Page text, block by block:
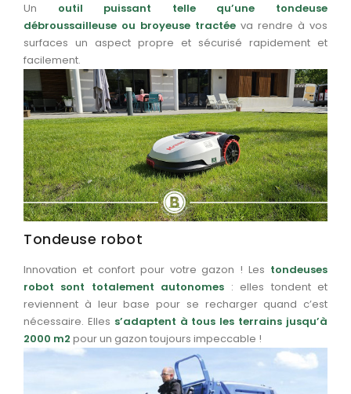
Un outil puissant telle qu’une tondeuse
débroussailleuse ou broyeuse tractée va rendre à vos
surfaces un aspect propre et sécurisé rapidement et
facilement.
Tondeuse robot
Innovation et confort pour votre gazon ! Les tondeuses
robot sont totalement autonomes : elles tondent et
reviennent à leur base pour se recharger quand c’est
nécessaire. Elles s’adaptent à tous les terrains jusqu’à
2000 m2 pour un gazon toujours impeccable !